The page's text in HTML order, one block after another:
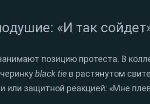
«И так
позицию протеста. В
black tie в растянутом
защитной реакцией: «Мне